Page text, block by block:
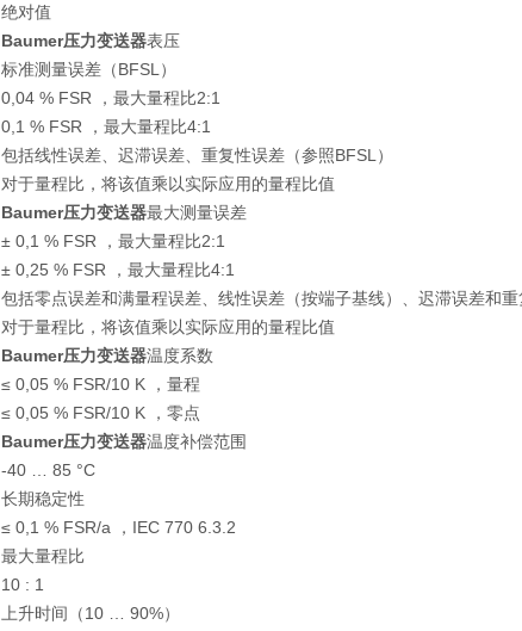
绝对值
Baumer压力变送器表压
标准测量误差（BFSL）
0,04 % FSR ，最大量程比2:1
0,1 % FSR ，最大量程比4:1
包括线性误差、迟滞误差、重复性误差（参照BFSL）
对于量程比，将该值乘以实际应用的量程比值
Baumer压力变送器最大测量误差
± 0,1 % FSR ，最大量程比2:1
± 0,25 % FSR ，最大量程比4:1
包括零点误差和满量程误差、线性误差（按端子基线）、迟滞误差和重
对于量程比，将该值乘以实际应用的量程比值
Baumer压力变送器温度系数
≤ 0,05 % FSR/10 K ，量程
≤ 0,05 % FSR/10 K ，零点
Baumer压力变送器温度补偿范围
-40 … 85 °C
长期稳定性
≤ 0,1 % FSR/a ，IEC 770 6.3.2
最大量程比
10 : 1
上升时间（10 … 90%）